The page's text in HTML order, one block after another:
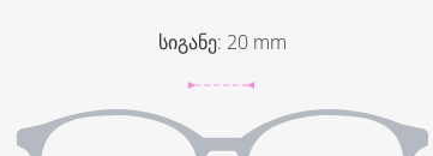
სიგანე: 20 mm